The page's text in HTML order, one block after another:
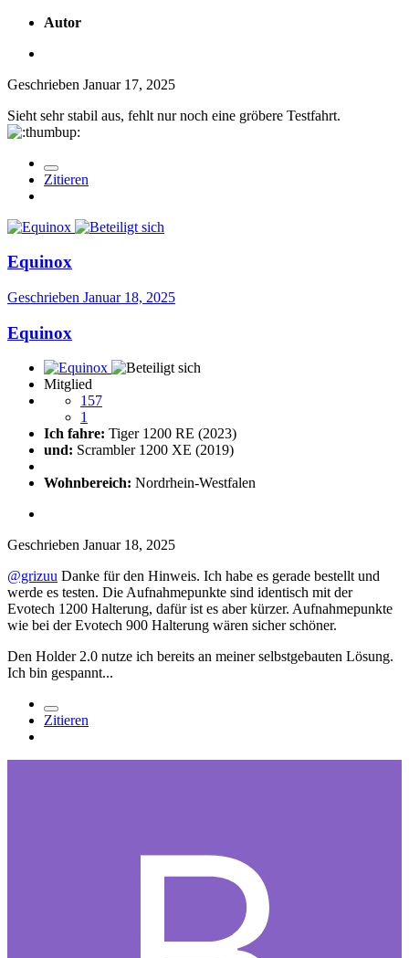
Autor
Geschrieben Januar 17, 2025
Sieht sehr stabil aus, fehlt nur noch eine gröbere Testfahrt.
Zitieren
Equinox
Geschrieben Januar 18, 2025
Equinox
Mitglied
157
1
Ich fahre: Tiger 1200 RE (2023)
und: Scrambler 1200 XE (2019)
Wohnbereich: Nordrhein-Westfalen
Geschrieben Januar 18, 2025
@grizuu Danke für den Hinweis. Ich habe es gerade bestellt und
werde es testen. Die Aufnahmepunkte sind identisch mit der
Evotech 1200 Halterung, dafür ist es aber kürzer. Aufnahmepunkte
wie bei der Evotech 900 Halterung wären sicher schöner.
Den Holder 2.0 nutze ich bereits an meiner selbstgebauten Lösung.
Ich bin gespannt...
Zitieren